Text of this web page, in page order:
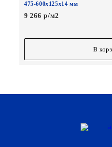
475-600х125х14 мм
9 266 р/м2
В